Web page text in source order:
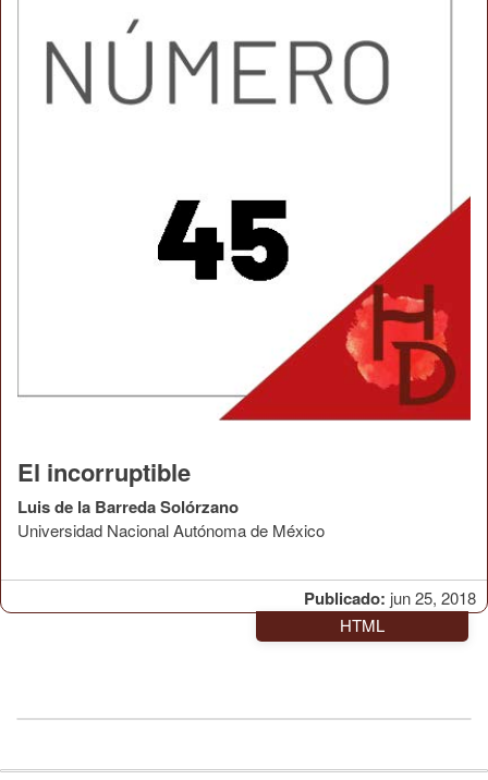
Publicado: jun 25, 2018
El incorruptible
Luis de la Barreda Solórzano
Universidad Nacional Autónoma de México
HTML